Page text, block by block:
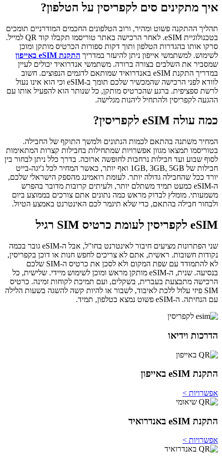
איך מתקינים סים לקפריסין על הטלפון?
תהליך ההתקנה פשוט ומהיר, ורוב הטלפונים החכמים המודרניים תומכים
בטכנולוגיית eSIM. לאחר הרכישה באתר טוריסמו תקבלו קוד QR למייל.
סרקו אותו בהגדרות הטלפון ותוך דקות ספורות הכרטיס מותקן ומוכן
לשימוש. למשתמשי אייפון ניתן להיעזר במדריך התקנת eSIM באייפון
שמסביר את השלבים בצורה ברורה. משתמשי אנדרואיד יכולים לעיין
במדריך התקנת eSIM באנדרואיד שמותאם לדגמים הנפוצים. חשוב
לוודא לפני הרכישה שהמכשיר שלכם תומך ב-eSIM וכי הוא אינו נעול
לרשת ספציפית. ברגע שהכרטיס מותקן, כל שנותר הוא להפעיל אותו עם
ההגעה לקפריסין ולהתחיל ליהנות מגלישה.
כמה עולה eSIM לקפריסין?
המחיר משתנה בהתאם לכמות הנתונים ולמשך התוקף של החבילה.
בטוריסמו תמצאו מגוון אפשרויות שמתחילות בחבילות קצרות המתאימות
לסוף שבוע ועד חבילות נרחבות לחופשה ארוכה. בדרך כלל ניתן לבחור בין
חבילות של 1GB, 3GB, 5GB ואף יותר, כאשר המחיר לכל ג'יגה-בייט
יורד ככל שהחבילה גדולה יותר. לעומת רואמינג מהספק הישראלי שלכם,
ה-eSIM כמעט תמיד משתלם יותר, ולעיתים קרובות מדובר בהפרש
משמעותי. מומלץ לבדוק מראש כמה נתונים אתם צורכים בממוצע ביום
ולבחור חבילה בהתאם, כדי שלא תיגמר לכם האינטרנט באמצע הטיול.
eSIM לקפריסין לעומת כרטיס SIM רגיל
שני הפתרונות מציעים חיבור לאינטרנט בחו"ל, אבל ה-eSIM גובר בכמה
נקודות חשובות. ראשית, אתם לא צריכים לחפש חנות או דוכן בקפריסין,
לא להתמודד עם שפת המקום ולא לסכן את כרטיס ה-SIM שלכם
בנסיעה. שנית, ה-eSIM מותקן מראש ומוכן לשימוש מיידי. שלישית, כל
הרכישה מתבצעת בעברית, בשקלים, ועם תמיכת לקוחות זמינה. כרטיס
SIM פיזי עלול ללכת לאיבוד, לשבור או להיות קשה להשגה בשעות הלילה
עם הנחיתה. ה-eSIM פשוט נמצא בטלפון, תמיד.
הדרכות וידיאו
התקנת eSIM באייפון
אפשרויות >
התקנת eSIM באנדרואיד
אפשרויות >